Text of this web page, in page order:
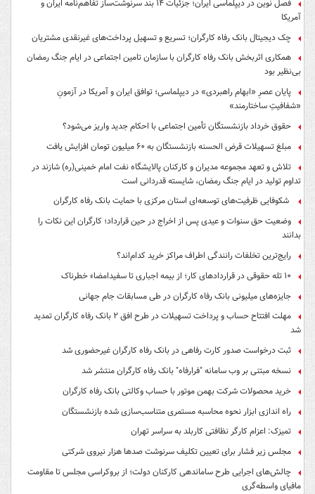
فصل نوین در دیپلماسی ایران؛ جزئیات ۱۴ بند سرنوشت‌ساز تفاهم‌نامه ایران و
آمریکا
چک دیجیتال بانک رفاه کارگران؛ تسریع و تسهیل پرداخت‌های غیرنقدی مشتریان
همکاری اثربخش بانک رفاه کارگران با سازمان تامین اجتماعی در ایام جنگ رمضان
بی‌نظیر بود
پایان عصرِ «ابهام راهبردی» در دیپلماسی؛ توافق ایران و آمریکا در آزمونِ
«شفافیتِ ساختارمند»
حقوق خرداد بازنشستگان تأمین اجتماعی با احکام جدید واریز می‌شود؟
مبلغ تسهیلات قرض الحسنه بازنشستگان به ۶۰ میلیون تومان افزایش یافت
تلاش و تعهد مجموعه مدیران و کارکنان پالایشگاه نفت امام خمینی(ره) شازند در
تداوم تولید در ایام جنگ رمضان، شایسته قدردانی است
شکوفایی ظرفیت‌های توسعه‌ای استان مرکزی با حمایت بانک رفاه کارگران
وضعیت حق سنوات و عیدی پس از اخراج در حین قرارداد؛ کارگران این نکات را
بدانند
رایج‌ترین تخلفات رانندگی اطراف مراکز خرید کدام‌اند؟
۱۰ تله حقوقی در قراردادهای کار؛ از بیمه اجباری تا سفیدامضاء خطرناک
جایزه‌های میلیونی بانک رفاه کارگران در طی مسابقات جام جهانی
مهلت افتتاح حساب و پرداخت تسهیلات در طرح افق ۲ بانک رفاه کارگران تمدید
شد
ثبت درخواست صدور کارت رفاهی در بانک رفاه کارگران غیرحضوری شد
نسخه مبتنی بر وب سامانه "فرارفاه" بانک رفاه کارگران منتشر شد
خرید محصولات شرکت بهمن موتور با حساب وکالتی بانک رفاه کارگران
راه اندازی ابزار نحوه محاسبه مستمری متناسب‌سازی شده بازنشستگان
تمیزک: اعزام کارگر نظافتی کاربلد به سراسر تهران
مجلس زیر فشار برای تعیین تکلیف سرنوشت صدها هزار نیروی شرکتی
چالش‌های اجرایی طرح ساماندهی کارکنان دولت؛ از بروکراسی مجلس تا مقاومت
مافیای واسطه‌گری